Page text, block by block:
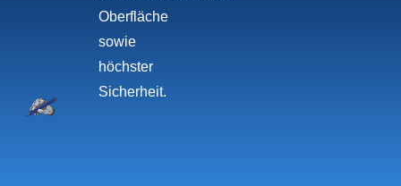
Oberfläche
sowie
höchster
Sicherheit.